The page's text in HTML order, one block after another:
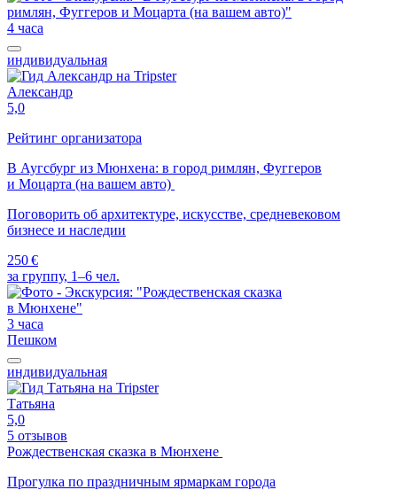
4 часа
индивидуальная
Александр
5,0
Рейтинг организатора
В Аугсбург из Мюнхена: в город римлян, Фуггеров
и Моцарта (на вашем авто)
Поговорить об архитектуре, искусстве, средневековом
бизнесе и наследии
250 €
за группу, 1–6 чел.
3 часа
Пешком
индивидуальная
Татьяна
5,0
5 отзывов
Рождественская сказка в Мюнхене
Прогулка по праздничным ярмаркам города